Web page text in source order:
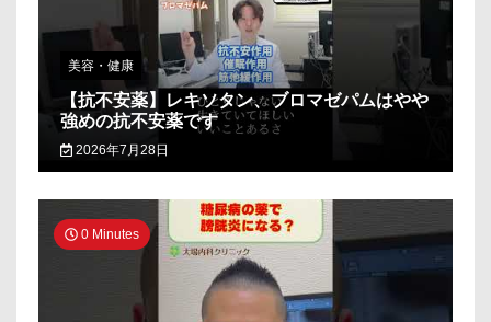
美容・健康
【抗不安薬】レキソタン、ブロマゼパムはやや
強めの抗不安薬です
2026年7月28日
0 Minutes